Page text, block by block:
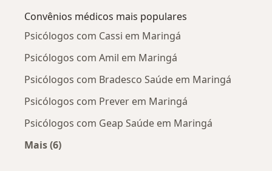
Convênios médicos mais populares
Psicólogos com Cassi em Maringá
Psicólogos com Amil em Maringá
Psicólogos com Bradesco Saúde em Maringá
Psicólogos com Prever em Maringá
Psicólogos com Geap Saúde em Maringá
Mais (6)